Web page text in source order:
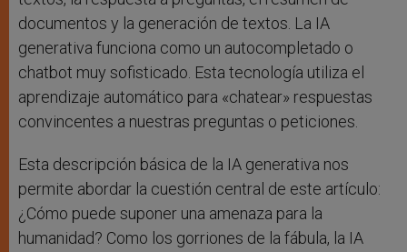
documentos y la generación de textos. La IA
generativa funciona como un autocompletado o
chatbot muy sofisticado. Esta tecnología utiliza el
aprendizaje automático para «chatear» respuestas
convincentes a nuestras preguntas o peticiones.
Esta descripción básica de la IA generativa nos
permite abordar la cuestión central de este artículo:
¿Cómo puede suponer una amenaza para la
humanidad? Como los gorriones de la fábula, la IA